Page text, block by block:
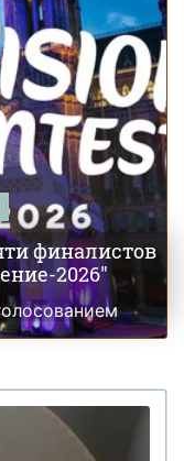
финалистов
2026"